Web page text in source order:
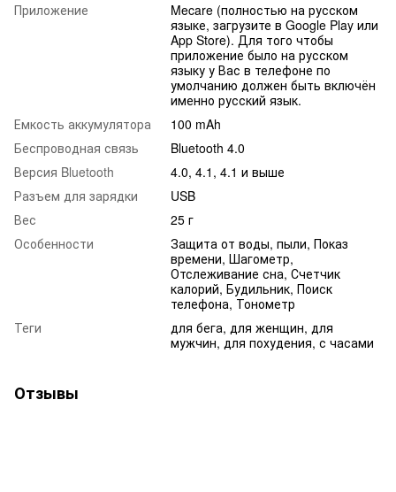
Приложение
Mecare (полностью на русском
языке, загрузите в Google Play или
App Store). Для того чтобы
приложение было на русском
языку у Вас в телефоне по
умолчанию должен быть включён
именно русский язык.
Емкость аккумулятора
100 mAh
Беспроводная связь
Bluetooth 4.0
Версия Bluetooth
4.0, 4.1, 4.1 и выше
Разъем для зарядки
USB
Вес
25 г
Особенности
Защита от воды, пыли, Показ
времени, Шагометр,
Отслеживание сна, Счетчик
калорий, Будильник, Поиск
телефона, Тонометр
Теги
для бега, для женщин, для
мужчин, для похудения, с часами
Отзывы